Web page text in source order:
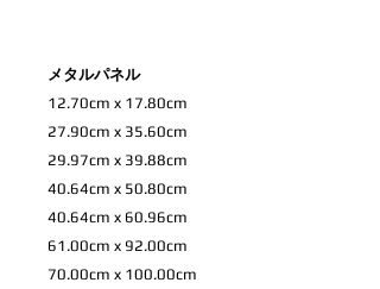
メタルパネル
12.70cm x 17.80cm
27.90cm x 35.60cm
29.97cm x 39.88cm
40.64cm x 50.80cm
40.64cm x 60.96cm
61.00cm x 92.00cm
70.00cm x 100.00cm